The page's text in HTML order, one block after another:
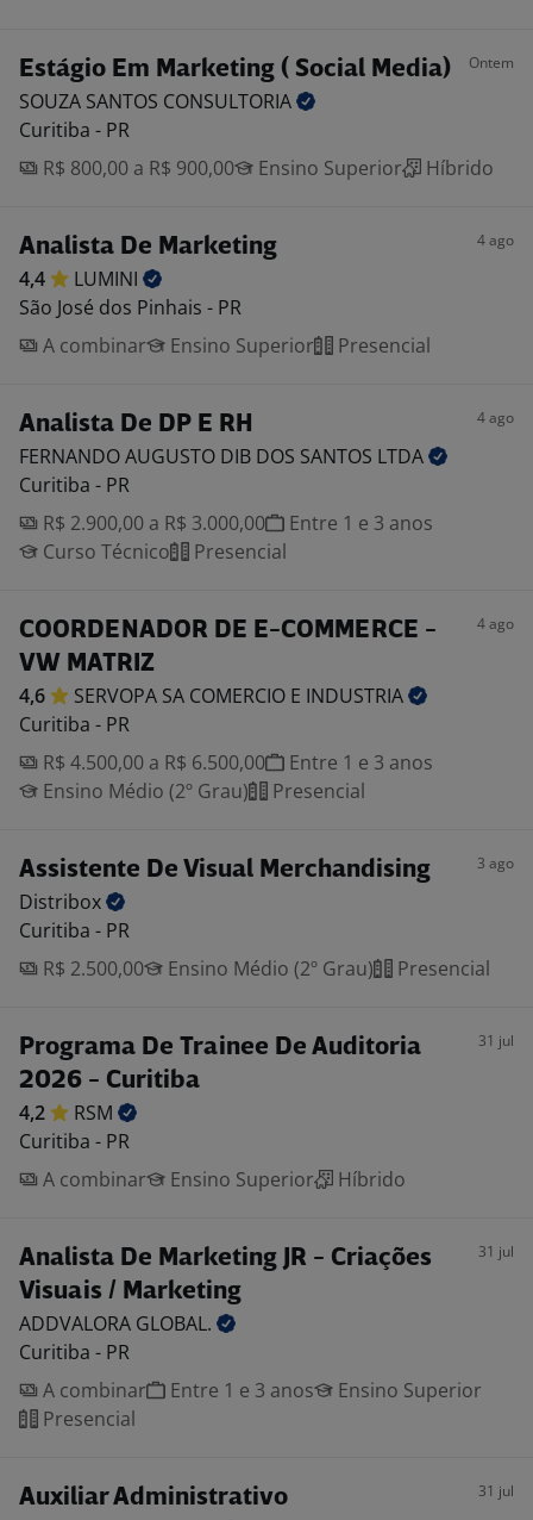
Estágio Em Marketing ( Social Media) Ontem
SOUZA SANTOS CONSULTORIA
Curitiba - PR
R$ 800,00 a R$ 900,00
Ensino Superior Híbrido
Analista De Marketing 4 ago
4,4
LUMINI
São José dos Pinhais - PR
A combinar
Ensino Superior Presencial
Analista De DP E RH 4 ago
FERNANDO AUGUSTO DIB DOS SANTOS LTDA
Curitiba - PR
R$ 2.900,00 a R$ 3.000,00
Entre 1 e 3 anos
Curso Técnico
Presencial
COORDENADOR DE E-COMMERCE -
VW MATRIZ
4 ago
4,6 SERVOPA SA COMERCIO E INDUSTRIA
Curitiba - PR
R$ 4.500,00 a R$ 6.500,00
Entre 1 e 3 anos
Ensino Médio (2º Grau)
Presencial
Assistente De Visual Merchandising 3 ago
Distribox
Curitiba - PR
R$ 2.500,00
Ensino Médio (2º Grau) Presencial
Programa De Trainee De Auditoria
2026 - Curitiba
31 jul
4,2
RSM
Curitiba - PR
A combinar
Ensino Superior Híbrido
Analista De Marketing JR - Criações
Visuais / Marketing
31 jul
ADDVALORA GLOBAL.
Curitiba - PR
A combinar
Entre 1 e 3 anos
Ensino Superior
Presencial
Auxiliar Administrativo 31 jul